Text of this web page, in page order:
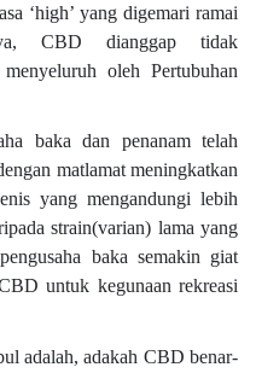
‘high’ yang digemari ramai
CBD dianggap tidak
oleh Pertubuhan
baka dan penanam telah
matlamat meningkatkan
yang mengandungi lebih
strain(varian) lama yang
baka semakin giat
untuk kegunaan rekreasi
adalah, adakah CBD benar-